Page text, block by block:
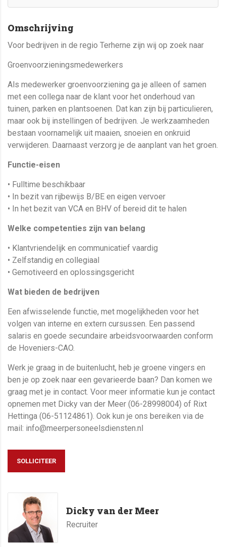
Omschrijving
Voor bedrijven in de regio Terherne zijn wij op zoek naar
Groenvoorzieningsmedewerkers
Als medewerker groenvoorziening ga je alleen of samen
met een collega naar de klant voor het onderhoud van
tuinen, parken en plantsoenen. Dat kan zijn bij particulieren,
maar ook bij instellingen of bedrijven. Je werkzaamheden
bestaan voornamelijk uit maaien, snoeien en onkruid
verwijderen. Daarnaast verzorg je de aanplant van het groen.
Functie-eisen
• Fulltime beschikbaar
• In bezit van rijbewijs B/BE en eigen vervoer
• In het bezit van VCA en BHV of bereid dit te halen
Welke competenties zijn van belang
• Klantvriendelijk en communicatief vaardig
• Zelfstandig en collegiaal
• Gemotiveerd en oplossingsgericht
Wat bieden de bedrijven
Een afwisselende functie, met mogelijkheden voor het
volgen van interne en extern cursussen. Een passend
salaris en goede secundaire arbeidsvoorwaarden conform
de Hoveniers-CAO.
Werk je graag in de buitenlucht, heb je groene vingers en
ben je op zoek naar een gevarieerde baan? Dan komen we
graag met je in contact. Voor meer informatie kun je contact
opnemen met Dicky van der Meer (06-28998004) of Rixt
Hettinga (06-51124861). Ook kun je ons bereiken via de
mail: info@meerpersoneelsdiensten.nl
SOLLICITEER
Dicky van der Meer
Recruiter